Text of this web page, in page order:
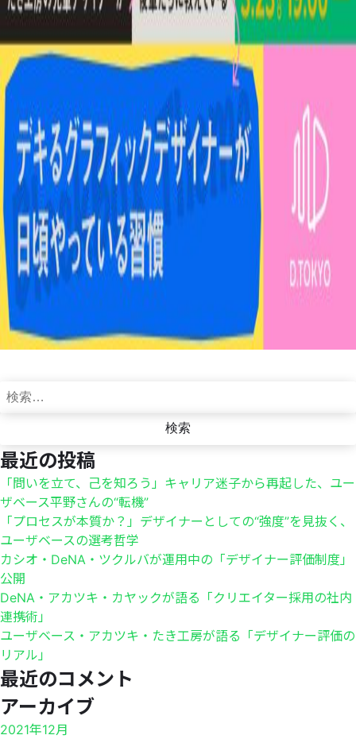
最近の投稿
「問いを立て、己を知ろう」キャリア迷子から再起した、ユー
ザベース平野さんの“転機”
「プロセスが本質か？」デザイナーとしての“強度”を見抜く、
ユーザベースの選考哲学
カシオ・DeNA・ツクルバが運用中の「デザイナー評価制度」
公開
DeNA・アカツキ・カヤックが語る「クリエイター採用の社内
連携術」
ユーザベース・アカツキ・たき工房が語る「デザイナー評価の
リアル」
最近のコメント
アーカイブ
2021年12月